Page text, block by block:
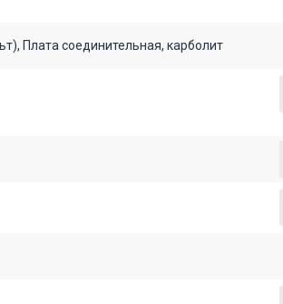
Плата соединительная, карболит